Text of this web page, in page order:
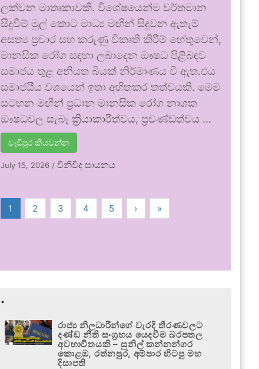
ලක්වන මාතෘකාවකි. විශේෂයෙන්ම වර්තමාන
සිදුවීම් මුල් කොට මාධ්‍ය මඟින් සිදුවන ඇතැම්
අසත්‍ය ප්‍රචාර සහ කරුණු විකෘති කිරීම් හේතුවෙන්,
මානසික රෝග සඳහා ලබාදෙන ඖෂධ පිළිබඳව
සමාජය තුළ අනියත බියක් නිර්මාණය වී ඇත.එය
සමාජයීය වශයෙන් ඉතා අහිතකර තත්වයකි. මෙම
සටහන මඟින් ප්‍රධාන මානසික රෝග නාශක
ඖෂධවල සැබෑ ක්‍රියාකාරීත්වය, ප්‍රචණ්ඩත්වය …
වැඩිපුර කියවන්න
July 15, 2026 /විනිවිද සායනය
1 2 3 4 5 › »
.
රාජ්‍ය නිලධාරීන්ගේ වැරදි තීරණවලට
දණ්ඩ නීති සංග්‍රහය යෙදවීම බරපතල
අවභාවිතයකි – සුනිල් කන්නන්ගර
කොළඹ, රත්නපුර, අම්පාර හිටපු මහ
දිසාපති